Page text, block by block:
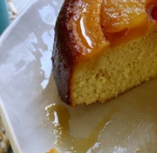
Comidas para niños
Mediterranea